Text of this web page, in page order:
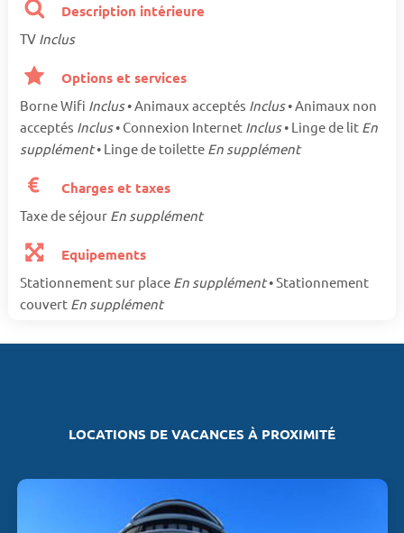
Description intérieure
TV Inclus
Options et services
Borne Wifi Inclus• Animaux acceptés Inclus• Animaux non
acceptés Inclus• Connexion Internet Inclus• Linge de lit En
supplément• Linge de toilette En supplément
Charges et taxes
Taxe de séjour En supplément
Equipements
Stationnement sur place En supplément• Stationnement
couvert En supplément
LOCATIONS DE VACANCES À PROXIMITÉ